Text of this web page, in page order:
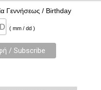
Γεννήσεως / Birthday
( mm / dd )